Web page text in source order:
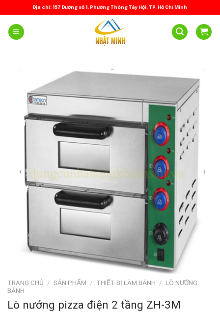
to
content
Địa chỉ: 157 Đường số 1, Phường Thông Tây Hội, TP. Hồ Chí Minh
TRANG CHỦ / SẢN PHẨM / THIẾT BỊ LÀM BÁNH / LÒ NƯỚNG
BÁNH
Lò nướng pizza điện 2 tầng ZH-3M